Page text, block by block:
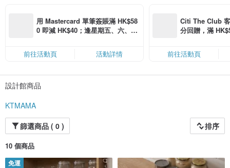
# KTMAMA
用 Mastercard 單筆簽賬滿 HK$58
0 即減 HK$40；逢星期五、六、日
卡」結帳）
前往活動頁 活動詳情
Citi The Club
分回贈，滿
前往活動頁
設計館商品
KTMAMA
篩選商品 ( 0 )
排序
10 個商品
免運